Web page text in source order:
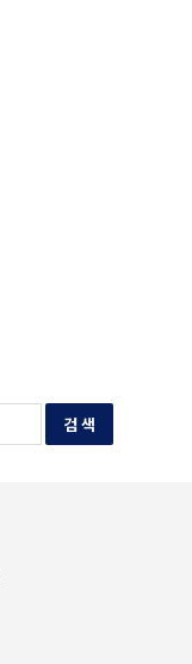
검 색